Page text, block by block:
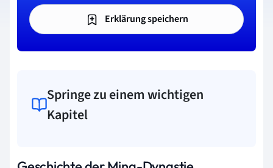
Erklärung speichern
Springe zu einem wichtigen
Kapitel